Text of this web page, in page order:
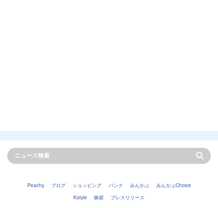
Peachy ブログ ショッピング バンク みんかぶ
みんかぶChoice
Kstyle
株探 プレスリリース